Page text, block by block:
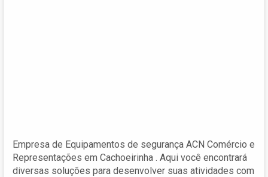
Empresa de Equipamentos de segurança ACN Comércio e
Representações em Cachoeirinha . Aqui você encontrará
diversas soluções para desenvolver suas atividades com